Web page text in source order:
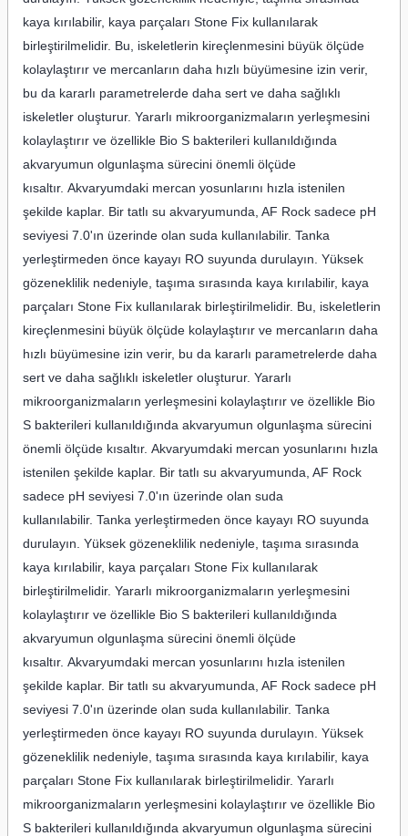
kaya kırılabilir, kaya parçaları Stone Fix kullanılarak
birleştirilmelidir. Bu, iskeletlerin kireçlenmesini büyük ölçüde
kolaylaştırır ve mercanların daha hızlı büyümesine izin verir,
bu da kararlı parametrelerde daha sert ve daha sağlıklı
iskeletler oluşturur. Yararlı mikroorganizmaların yerleşmesini
kolaylaştırır ve özellikle Bio S bakterileri kullanıldığında
akvaryumun olgunlaşma sürecini önemli ölçüde
kısaltır. Akvaryumdaki mercan yosunlarını hızla istenilen
şekilde kaplar. Bir tatlı su akvaryumunda, AF Rock sadece pH
seviyesi 7.0'ın üzerinde olan suda kullanılabilir. Tanka
yerleştirmeden önce kayayı RO suyunda durulayın. Yüksek
gözeneklilik nedeniyle, taşıma sırasında kaya kırılabilir, kaya
parçaları Stone Fix kullanılarak birleştirilmelidir. Bu, iskeletlerin
kireçlenmesini büyük ölçüde kolaylaştırır ve mercanların daha
hızlı büyümesine izin verir, bu da kararlı parametrelerde daha
sert ve daha sağlıklı iskeletler oluşturur. Yararlı
mikroorganizmaların yerleşmesini kolaylaştırır ve özellikle Bio
S bakterileri kullanıldığında akvaryumun olgunlaşma sürecini
önemli ölçüde kısaltır. Akvaryumdaki mercan yosunlarını hızla
istenilen şekilde kaplar. Bir tatlı su akvaryumunda, AF Rock
sadece pH seviyesi 7.0'ın üzerinde olan suda
kullanılabilir. Tanka yerleştirmeden önce kayayı RO suyunda
durulayın. Yüksek gözeneklilik nedeniyle, taşıma sırasında
kaya kırılabilir, kaya parçaları Stone Fix kullanılarak
birleştirilmelidir. Yararlı mikroorganizmaların yerleşmesini
kolaylaştırır ve özellikle Bio S bakterileri kullanıldığında
akvaryumun olgunlaşma sürecini önemli ölçüde
kısaltır. Akvaryumdaki mercan yosunlarını hızla istenilen
şekilde kaplar. Bir tatlı su akvaryumunda, AF Rock sadece pH
seviyesi 7.0'ın üzerinde olan suda kullanılabilir. Tanka
yerleştirmeden önce kayayı RO suyunda durulayın. Yüksek
gözeneklilik nedeniyle, taşıma sırasında kaya kırılabilir, kaya
parçaları Stone Fix kullanılarak birleştirilmelidir. Yararlı
mikroorganizmaların yerleşmesini kolaylaştırır ve özellikle Bio
S bakterileri kullanıldığında akvaryumun olgunlaşma sürecini